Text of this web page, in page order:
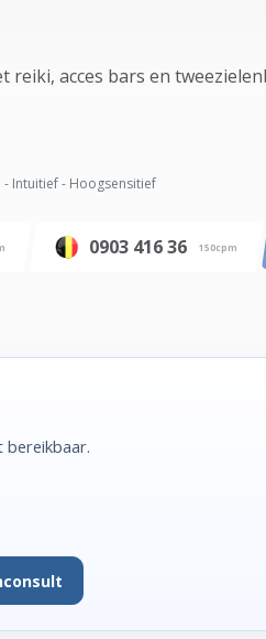
reiki, acces bars en
- Intuitief - Hoogsensitief
0903 416 36 150cpm